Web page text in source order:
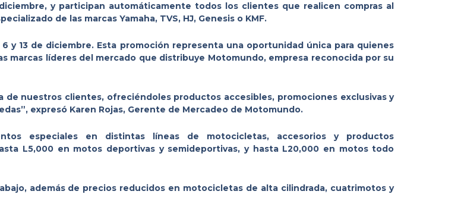
y participan automáticamente todos los clientes que realicen compras al
de las marcas Yamaha, TVS, HJ, Genesis o KMF.
y 13 de diciembre. Esta promoción representa una oportunidad única para quienes
marcas líderes del mercado que distribuye Motomundo, empresa reconocida por su
nuestros clientes, ofreciéndoles productos accesibles, promociones exclusivas y
expresó Karen Rojas, Gerente de Mercadeo de Motomundo.
especiales en distintas líneas de motocicletas, accesorios y productos
L5,000 en motos deportivas y semideportivas, y hasta L20,000 en motos todo
además de precios reducidos en motocicletas de alta cilindrada, cuatrimotos y